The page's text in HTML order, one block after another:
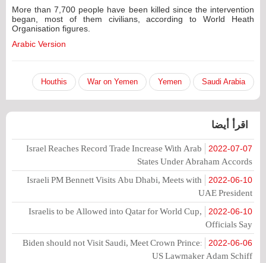
More than 7,700 people have been killed since the intervention
began, most of them civilians, according to World Heath
Organisation figures.
Arabic Version
Saudi Arabia
Yemen
War on Yemen
Houthis
اقرأ أيضا
2022-07-07
Israel Reaches Record Trade Increase With Arab
States Under Abraham Accords
2022-06-10
Israeli PM Bennett Visits Abu Dhabi, Meets with
UAE President
2022-06-10
Israelis to be Allowed into Qatar for World Cup,
Officials Say
2022-06-06
Biden should not Visit Saudi, Meet Crown Prince:
US Lawmaker Adam Schiff